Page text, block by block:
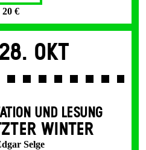
20 €
Okt
UND LESUNG
WINTER
Selge